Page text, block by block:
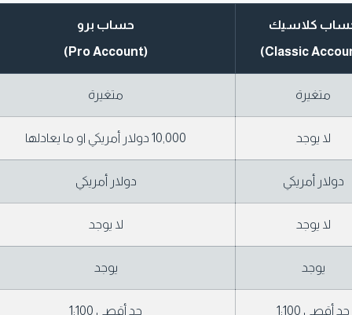
كلاسيك
حساب برو
(Pro Account)
متغيرة متغيرة
لا يوجد 10,000 دولار أمريكي او ما يعادلها
دولار أمريكي دولار أمريكي
لا يوجد لا يوجد
يوجد يوجد
حد أقصى 1:100 حد أقصى 1:100